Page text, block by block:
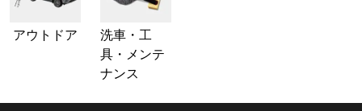
アウトドア
洗車・工
具・メンテ
ナンス